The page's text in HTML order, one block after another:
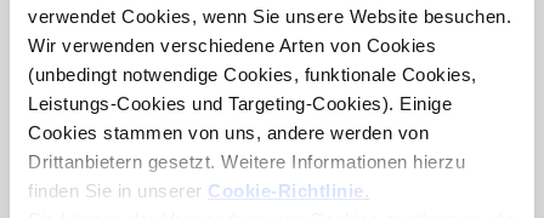
verwendet Cookies, wenn Sie unsere Website besuchen.
Wir verwenden verschiedene Arten von Cookies
(unbedingt notwendige Cookies, funktionale Cookies,
Leistungs-Cookies und Targeting-Cookies). Einige
Cookies stammen von uns, andere werden von
Drittanbietern gesetzt. Weitere Informationen hierzu
finden Sie in unserer Cookie-Richtlinie.
Unsere Merinowolle stammt von Schafen, die in
Neuseeland gezüchtet wurden, wo das Mulesing nicht
praktiziert wird. Die Wolle kann direkt zu der Farm
zurückverfolgt werden, von der sie stammt. Auf diese
Weise wissen wir genau, von welcher Farm, welchem
Bauern und welchem Schaf unsere Wolle stammt.